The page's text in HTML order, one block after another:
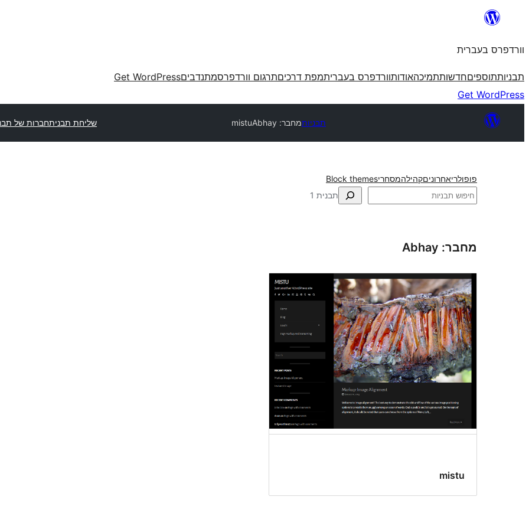
וורדפרס בעברית
תבניותתוספיםחדשותתמיכהאודותוורדפרס בעבריתמפת דרכיםתרגום וורדפרסמתנדביםGet WordPress
Get WordPress
תבניותמחבר: Abhay mistu שליחת תבניתחברות של
פופולריאחרוניםקהילהמסחריBlock themes
חיפוש תבנית 1
מחבר: Abhay
mistu